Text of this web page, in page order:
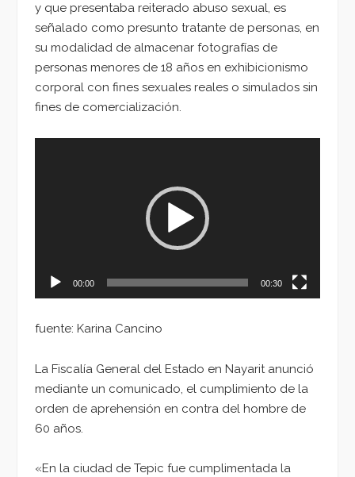
y que presentaba reiterado abuso sexual, es
señalado como presunto tratante de personas, en
su modalidad de almacenar fotografías de
personas menores de 18 años en exhibicionismo
corporal con fines sexuales reales o simulados sin
fines de comercialización.
00:00 00:30
fuente: Karina Cancino
La Fiscalía General del Estado en Nayarit anunció
mediante un comunicado, el cumplimiento de la
orden de aprehensión en contra del hombre de
60 años.
«En la ciudad de Tepic fue cumplimentada la